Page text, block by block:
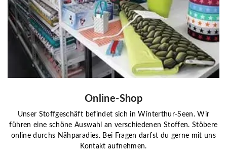
Online-Shop
Unser Stoffgeschäft befindet sich in Winterthur-Seen. Wir
führen eine schöne Auswahl an verschiedenen Stoffen. Stöbere
online durchs Nähparadies. Bei Fragen darfst du gerne mit uns
Kontakt aufnehmen.